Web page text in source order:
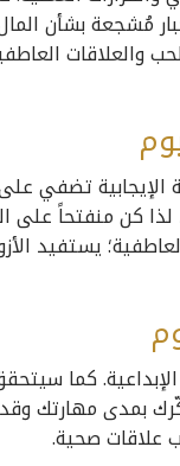
مُشجعة بشأن
والعلاقات
الإيجابية تضفي
كن منفتحاً على
يستفيد
كما
بمدى مهارتك
صحية.